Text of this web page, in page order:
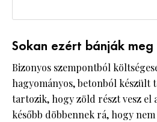
Sokan ezért bánják
Bizonyos szempontból
hagyományos, betonból készült
tartozik, hogy zöld részt vesz el
később döbbennek rá, hogy